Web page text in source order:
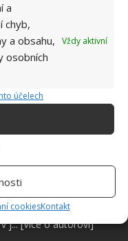
a
chyb,
a obsahu,
osobních
Vždy aktivní
účelech
cookiesKontakt
zemědělské
je již od malička
V podstatě vše, co je
j...[Více o autorovi]